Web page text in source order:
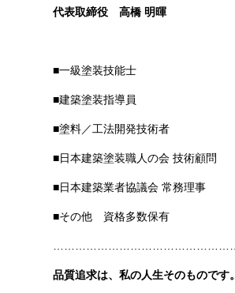
代表取締役 高橋 明暉
■一級塗装技能士
■建築塗装指導員
■塗料／工法開発技術者
■日本建築塗装職人の会 技術顧問
■日本建築業者協議会 常務理事
■その他 資格多数保有
品質追求は、私の人生そのものです。